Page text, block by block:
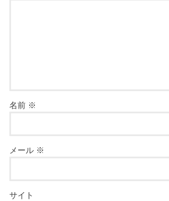
名前 ※
メール ※
サイト